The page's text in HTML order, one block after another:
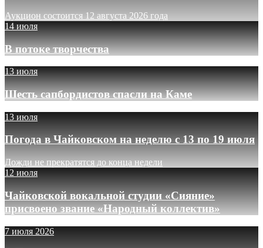
Аукцион состоится 12 августа 2026 года
14 июля
В потоке творчества
13 июля
Шесть сапбордистов спасли на Каме
13 июля
Погода в Чайковском на неделю с 13 по 19 июля
Дожди не прекратятся до конца недели
12 июля
Чайковской вокальной студии «Сияние»
присвоено звание «Народный коллектив»
7 июля 2026